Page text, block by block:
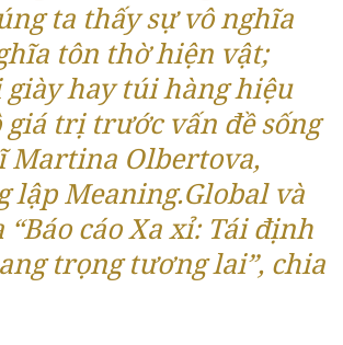
ta thấy sự vô nghĩa
tôn thờ hiện vật;
hay túi hàng hiệu
trị trước vấn đề sống
Martina Olbertova,
lập Meaning.Global và
“Báo cáo Xa xỉ: Tái định
trọng tương lai”, chia